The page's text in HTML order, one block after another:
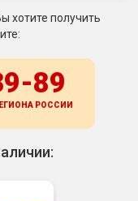
хотите получить
89
РОССИИ